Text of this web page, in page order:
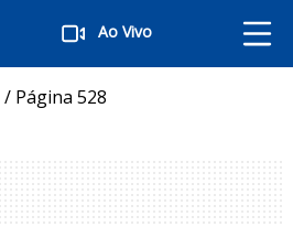
Ao Vivo
/ Página 528